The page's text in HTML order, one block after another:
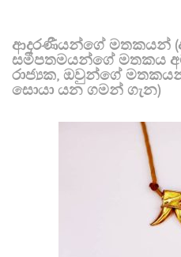
ආදරණීයන්ගේ මතකයන්
සමීපතමයන්ගේ මතකය
රාජ්‍යක, ඔවුන්ගේ
සොයා යන ගමන් ගැන)